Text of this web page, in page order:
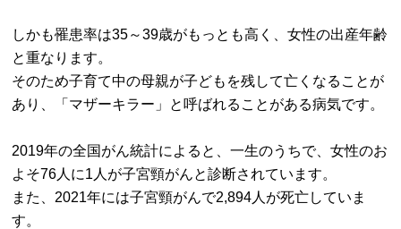
しかも罹患率は35～39歳がもっとも高く、女性の出産年齢
と重なります。
そのため子育て中の母親が子どもを残して亡くなることが
あり、「マザーキラー」と呼ばれることがある病気です。
2019年の全国がん統計によると、一生のうちで、女性のお
よそ76人に1人が子宮頸がんと診断されています。
また、2021年には子宮頸がんで2,894人が死亡していま
す。